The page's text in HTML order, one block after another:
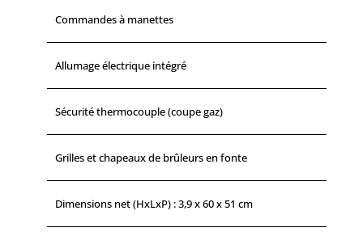
Commandes à manettes
Allumage électrique intégré
Sécurité thermocouple (coupe gaz)
Grilles et chapeaux de brûleurs en fonte
Dimensions net (HxLxP) : 3,9 x 60 x 51 cm